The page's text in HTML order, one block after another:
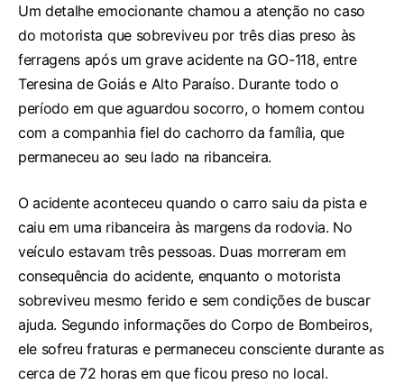
Um detalhe emocionante chamou a atenção no caso
do motorista que sobreviveu por três dias preso às
ferragens após um grave acidente na GO-118, entre
Teresina de Goiás e Alto Paraíso. Durante todo o
período em que aguardou socorro, o homem contou
com a companhia fiel do cachorro da família, que
permaneceu ao seu lado na ribanceira.
O acidente aconteceu quando o carro saiu da pista e
caiu em uma ribanceira às margens da rodovia. No
veículo estavam três pessoas. Duas morreram em
consequência do acidente, enquanto o motorista
sobreviveu mesmo ferido e sem condições de buscar
ajuda. Segundo informações do Corpo de Bombeiros,
ele sofreu fraturas e permaneceu consciente durante as
cerca de 72 horas em que ficou preso no local.